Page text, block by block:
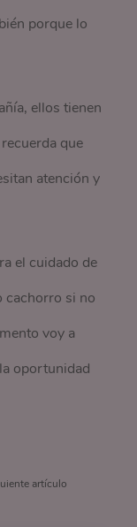
porque lo
ellos tienen
que
atención y
el cuidado de
cachorro si no
voy a
oportunidad
artículo